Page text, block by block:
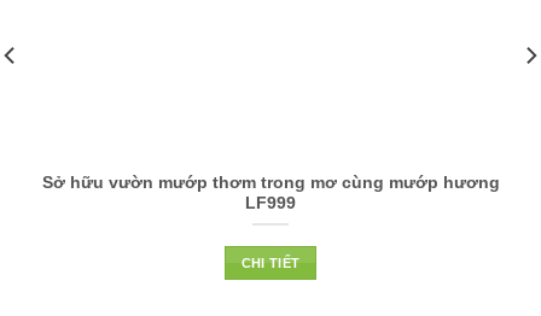
Sở hữu vườn mướp thơm trong mơ cùng mướp hương
LF999
CHI TIẾT